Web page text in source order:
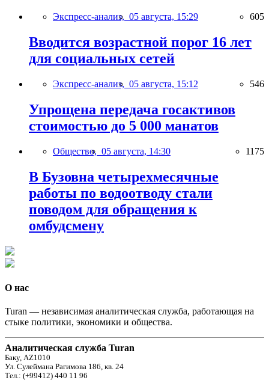
Экспресс-анализ, 05 августа, 15:29 605
Вводится возрастной порог 16 лет
для социальных сетей
Экспресс-анализ, 05 августа, 15:12 546
Упрощена передача госактивов
стоимостью до 5 000 манатов
Общество, 05 августа, 14:30 1175
В Бузовна четырехмесячные
работы по водоотводу стали
поводом для обращения к
омбудсмену
О нас
Turan — независимая аналитическая служба, работающая на
стыке политики, экономики и общества.
Аналитическая служба Turan
Баку, AZ1010
Ул. Сулеймана Рагимова 186, кв. 24
Тел.: (+99412) 440 11 96